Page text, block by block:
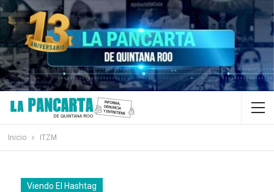
Inicio ITZM
Viendo El Hashtag